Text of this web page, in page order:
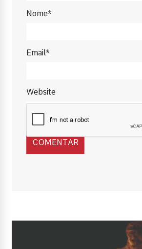
Nome*
Email*
Website